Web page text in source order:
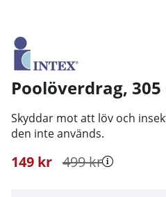
Poolöverdrag, 305
Skyddar mot att löv och
den inte används.
499kr
149 kr